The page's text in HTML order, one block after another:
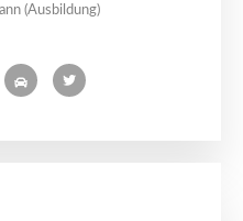
(Ausbildung)